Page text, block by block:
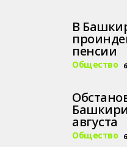
В
пенсии
Общество
августа
Общество